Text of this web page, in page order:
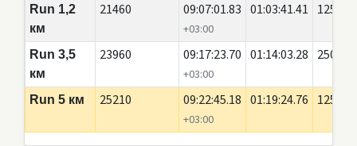
Run 1,2
км
21460 09:07:01.83
+03:00
01:03:41.41 1250
Run 3,5
км
23960 09:17:23.70
+03:00
01:14:03.28 2500
Run 5 км 25210 09:22:45.18
+03:00
01:19:24.76 1250